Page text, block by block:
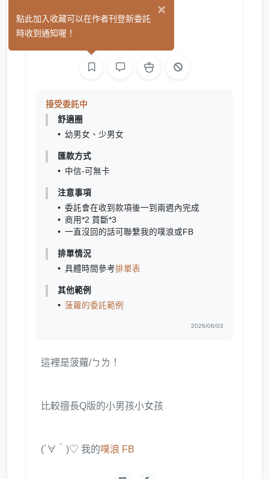
菠蘿羅
接受委託中
舒適圈
幼男女、少男女
匯款方式
中信-可無卡
注意事項
委託會在收到款項後一到兩週內完成
商用*2 買斷*3
一直沒回的話可聯繫我的噗浪或FB
排單情況
具體時間參考排單表
其他範例
菠蘿的委託範例
2026/06/03
這裡是菠蘿/ㄅㄌ！
比較擅長Q版的小男孩小女孩
(´∀｀)♡ 我的噗浪 FB
×
點此加入收藏可以在作者刊登新委託
時收到通知喔！